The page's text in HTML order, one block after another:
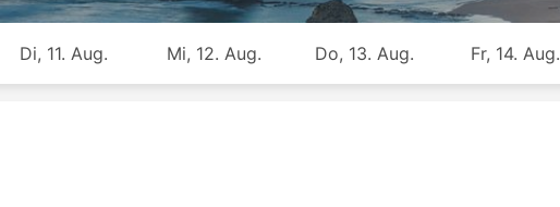
Di, 11. Aug. Mi, 12. Aug. Do, 13. Aug. Fr, 14. Aug.